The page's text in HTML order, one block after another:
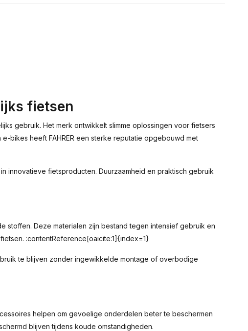
fietsen
gebruik. Het merk ontwikkelt slimme oplossingen voor fietsers
bikes heeft FAHRER een sterke reputatie opgebouwd met
innovatieve fietsproducten. Duurzaamheid en praktisch gebruik
stoffen. Deze materialen zijn bestand tegen intensief gebruik en
:contentReference[oaicite:1]{index=1}
te blijven zonder ingewikkelde montage of overbodige
helpen om gevoelige onderdelen beter te beschermen
blijven tijdens koude omstandigheden.